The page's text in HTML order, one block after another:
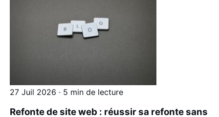
27 Juil 2026 · 5 min de lecture
Refonte de site web : réussir sa refonte sans